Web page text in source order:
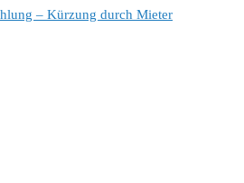
– Kürzung durch Mieter